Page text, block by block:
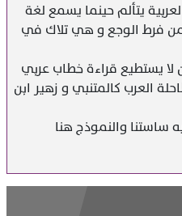
يتألم حينما يسمع لغة
من فرط الوجع و هي تلاك في
لا يستطيع قراءة خطاب عربي
العرب كالمتنبي و زهير ابن
والنموذج هنا